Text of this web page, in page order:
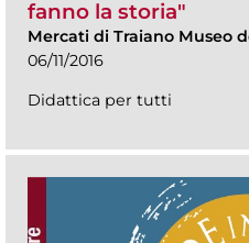
fanno la storia"
Mercati di Traiano Museo
06/11/2016
Didattica per tutti